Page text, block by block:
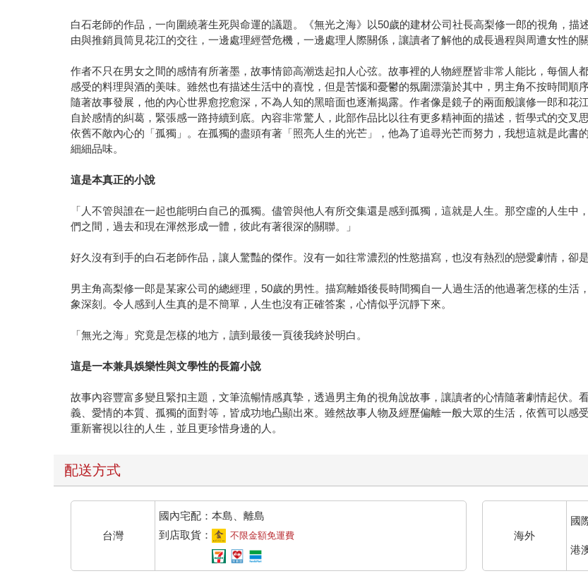
白石老師的作品，一向圍繞著生死與命運的議題。《無光之海》以50歲的建材公司社長高梨修一郎的視角，
由與推銷員筒見花江的交往，一邊處理經營危機，一邊處理人際關係，讓讀者了解他的成長過程與周遭女性的關
作者不只在男女之間的感情有所著墨，故事情節高潮迭起扣人心弦。故事裡的人物經歷皆非常人能比，每個人
感受的料理與酒的美味。雖然也有描述生活中的喜悅，但是苦惱和憂鬱的氛圍漂蕩於其中，男主角不按時間順
隨著故事發展，他的內心世界愈挖愈深，不為人知的黑暗面也逐漸揭露。作者像是鏡子的兩面般讓修一郎和花
自於感情的糾葛，緊張感一路持續到底。內容非常驚人，此部作品比以往有更多精神面的描述，哲學式的交叉
依舊不敵內心的「孤獨」。在孤獨的盡頭有著「照亮人生的光芒」，他為了追尋光芒而努力，我想這就是此書
細細品味。
這是本真正的小說
「人不管與誰在一起也能明白自己的孤獨。儘管與他人有所交集還是感到孤獨，這就是人生。那空虛的人生
們之間，過去和現在渾然形成一體，彼此有著很深的關聯。」
好久沒有到手的白石老師作品，讓人驚豔的傑作。沒有一如往常濃烈的性慾描寫，也沒有熱烈的戀愛劇情，卻
男主角高梨修一郎是某家公司的總經理，50歲的男性。描寫離婚後長時間獨自一人過生活的他過著怎樣的生
象深刻。令人感到人生真的是不簡單，人生也沒有正確答案，心情似乎沉靜下來。
「無光之海」究竟是怎樣的地方，讀到最後一頁後我終於明白。
這是一本兼具娛樂性與文學性的長篇小說
故事內容豐富多變且緊扣主題，文筆流暢情感真摯，透過男主角的視角說故事，讓讀者的心情隨著劇情起伏。
義、愛情的本質、孤獨的面對等，皆成功地凸顯出來。雖然故事人物及經歷偏離一般大眾的生活，依舊可以感
重新審視以往的人生，並且更珍惜身邊的人。
配送方式
台灣
國內宅配：本島、離島
到店取貨：
不限金額免運費 海外
國
港